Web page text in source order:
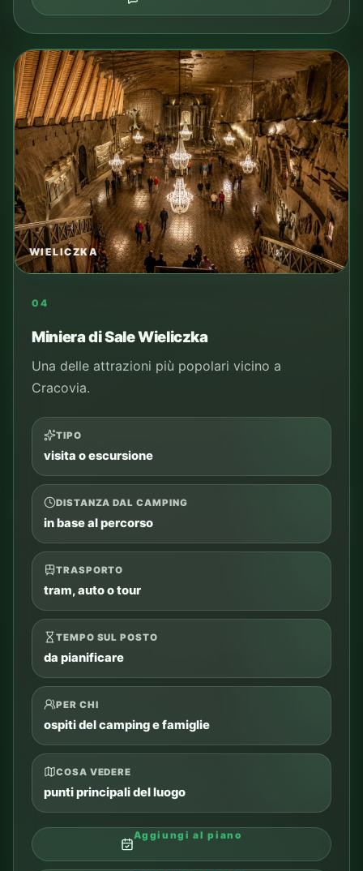
durante un soggiorno in Małopolska.
TIPO
visita o escursione
DISTANZA DAL CAMPING
in base al percorso
TRASPORTO
tram, auto o tour
TEMPO SUL POSTO
PER CHI
punti principali del luogo
Aggiungi al piano
Controlla percorso
Vedi i tour
Chiedi a CAMPY
ENERGYLANDIA